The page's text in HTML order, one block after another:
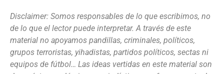
Disclaimer: Somos responsables de lo que escribimos, no
de lo que el lector puede interpretar. A través de este
material no apoyamos pandillas, criminales, políticos,
grupos terroristas, yihadistas, partidos políticos, sectas ni
equipos de fútbol… Las ideas vertidas en este material son